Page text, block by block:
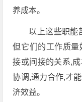
养成本。
以上这些职能
但它们的工作质
接或间接的关系,
协调,通力合作,才
济效益。